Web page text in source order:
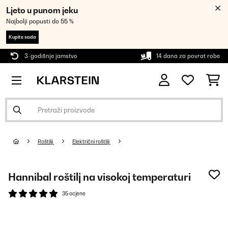
Ljeto u punom jeku
Najbolji popusti do 55 %
Kupite sada
3-godišnje jamstvo 14 dana za povrat robe
Roštilji Električni roštilji
Hannibal roštilj na visokoj temperaturi
35 ocjene